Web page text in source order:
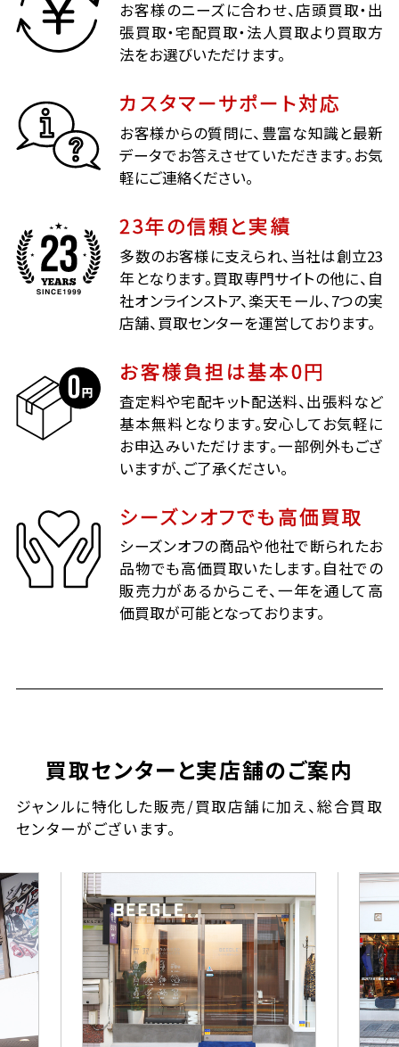
お客様のニーズに合わせ、店頭買取・出
張買取・宅配買取・法人買取より買取方
法をお選びいただけます。
カスタマーサポート対応
お客様からの質問に、豊富な知識と最新
データでお答えさせていただきます。お気
軽にご連絡ください。
23年の信頼と実績
多数のお客様に支えられ、当社は創立23
年となります。買取専門サイトの他に、自
社オンラインストア、楽天モール、7つの実
店舗、買取センターを運営しております。
お客様負担は基本0円
査定料や宅配キット配送料、出張料など
基本無料となります。安心してお気軽に
お申込みいただけます。一部例外もござ
いますが、ご了承ください。
シーズンオフでも高価買取
シーズンオフの商品や他社で断られたお
品物でも高価買取いたします。自社での
販売力があるからこそ、一年を通して高
価買取が可能となっております。
買取センターと実店舗のご案内
ジャンルに特化した販売/買取店舗に加え、総合買取
センターがございます。